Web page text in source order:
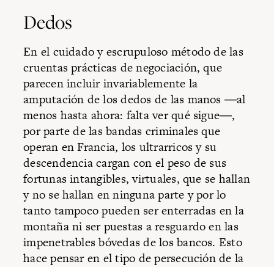
Dedos
En el cuidado y escrupuloso método de las
cruentas prácticas de negociación, que
parecen incluir invariablemente la
amputación de los dedos de las manos ―al
menos hasta ahora: falta ver qué sigue―,
por parte de las bandas criminales que
operan en Francia, los ultrarricos y su
descendencia cargan con el peso de sus
fortunas intangibles, virtuales, que se hallan
y no se hallan en ninguna parte y por lo
tanto tampoco pueden ser enterradas en la
montaña ni ser puestas a resguardo en las
impenetrables bóvedas de los bancos. Esto
hace pensar en el tipo de persecución de la